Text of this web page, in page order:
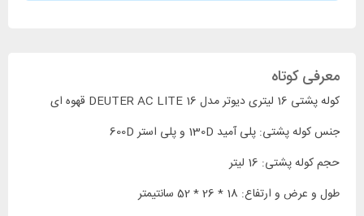
معرفی کوتاه
کوله پشتی 16 لیتری دیوتر مدل DEUTER AC LITE 16 قهوه ای
جنس کوله پشتی: پلی آمید 130D و پلی استر 600D
حجم کوله پشتی: 16 لیتر
طول و عرض و ارتفاع: 18 * 26 * 52 سانتیمتر